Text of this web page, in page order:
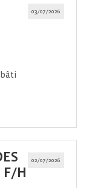
03/07/2026
02/07/2026
F/H